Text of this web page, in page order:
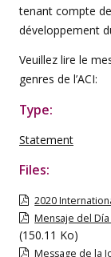
tenant compte
développement
Veuillez lire le
genres de l’ACI:
Type:
Statement
Files:
2020
Mensaje del Día
(150.11 Ko)
Message de la